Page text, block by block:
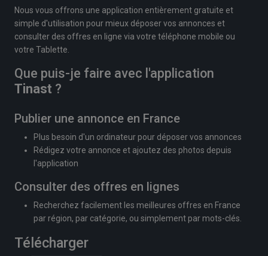
Nous vous offrons une application entièrement gratuite et
simple d'utilisation pour mieux déposer vos annonces et
consulter des offres en ligne via votre téléphone mobile ou
votre Tablette.
Que puis-je faire avec l'application
Tinast ?
Publier une annonce en France
Plus besoin d'un ordinateur pour déposer vos annonces
Rédigez votre annonce et ajoutez des photos depuis
l'application
Consulter des offres en lignes
Recherchez facilement les meilleures offres en France
par région, par catégorie, ou simplement par mots-clés.
Télécharger